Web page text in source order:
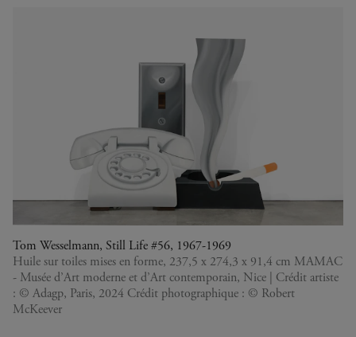
Tom Wesselmann, Still Life #56, 1967-1969
Huile sur toiles mises en forme, 237,5 x 274,3 x 91,4 cm MAMAC
- Musée d’Art moderne et d’Art contemporain, Nice | Crédit artiste
: © Adagp, Paris, 2024 Crédit photographique : © Robert
McKeever